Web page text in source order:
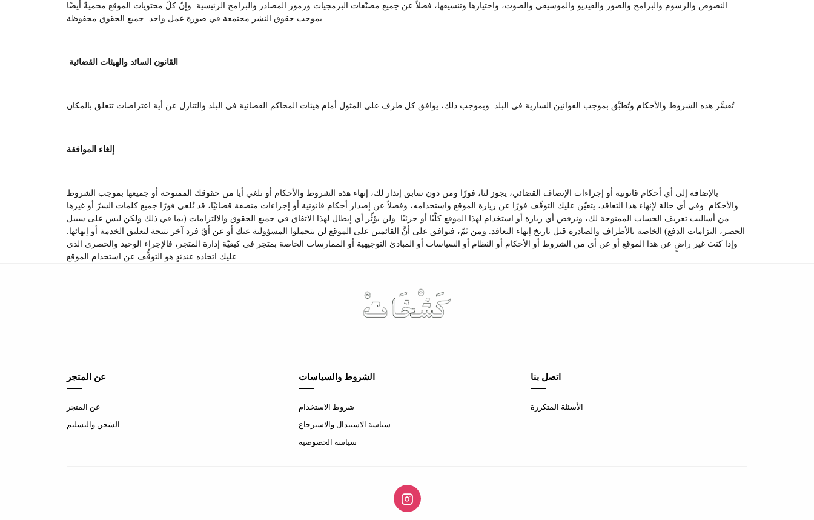
النصوص والرسوم والبرامج والصور والفيديو والموسيقى والصوت، واختيارها وتنسيقها، فضلاً عن جميع مصنّفات البرمجيات ورموز المصادر والبرامج الرئيسية. وإنّ كلّ محتويات الموقع محميةٌ أيضًا
بموجب حقوق النشر مجتمعة في صورة عمل واحد. جميع الحقوق محفوظة.
القانون السائد والهيئات القضائية
تُفسَّر هذه الشروط والأحكام وتُطبَّق بموجب القوانين السارية في البلد. وبموجب ذلك، يوافق كل طرف على المثول أمام هيئات المحاكم القضائية في البلد والتنازل عن أية اعتراضات تتعلق بالمكان.
إلغاء الموافقة
بالإضافة إلى أي أحكام قانونية أو إجراءات الإنصاف القضائي، يجوز لنا، فورًا ومن دون سابق إنذار لك، إنهاء هذه الشروط والأحكام أو نلغي أيا من حقوقك الممنوحة أو جميعها بموجب الشروط
والأحكام. وفي أي حالة لإنهاء هذا التعاقد، يتعيّن عليك التوقّف فورًا عن زيارة الموقع واستخدامه، وفضلاً عن إصدار أحكام قانونية أو إجراءات منصفة قضائيًا، قد نُلغي فورًا جميع كلمات السرّ أو غيرها
من أساليب تعريف الحساب الممنوحة لك، ونرفض أي زيارة أو استخدام لهذا الموقع كلّيًا أو جزئيًا. ولن يؤثِّر أي إبطال لهذا الاتفاق في جميع الحقوق والالتزامات (بما في ذلك ولكن ليس على سبيل
الحصر، التزامات الدفع) الخاصة بالأطراف والصادرة قبل تاريخ إنهاء التعاقد. ومن ثمّ، فتوافق على أنَّ القائمين على الموقع لن يتحملوا المسؤولية عنك أو عن أيّ فرد آخر نتيجة لتعليق الخدمة أو إنهائها.
وإذا كنتَ غير راضٍ عن هذا الموقع أو عن أي من الشروط أو الأحكام أو النظام أو السياسات أو المبادئ التوجيهية أو الممارسات الخاصة بمتجر في كيفيّة إدارة المتجر، فالإجراء الوحيد والحصري الذي
عليك اتخاذه عندئذٍ هو التوقُّف عن استخدام الموقع.
عن المتجر
عن المتجر
الشحن والتسليم
الشروط والسياسات
شروط الاستخدام
سياسة الاستبدال والاسترجاع
سياسة الخصوصية
اتصل بنا
الأسئلة المتكررة